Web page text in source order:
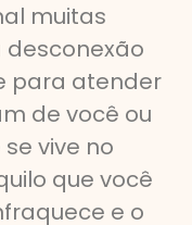
muitas
desconexão
para atender
de você ou
vive no
que você
e o